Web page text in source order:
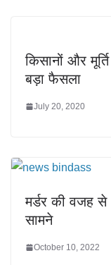
किसानों और
बड़ा फैसला
July 20, 2020
मर्डर की वजह
सामने
October 10, 2022